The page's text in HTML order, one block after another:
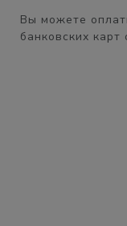
Вы можете
банковских